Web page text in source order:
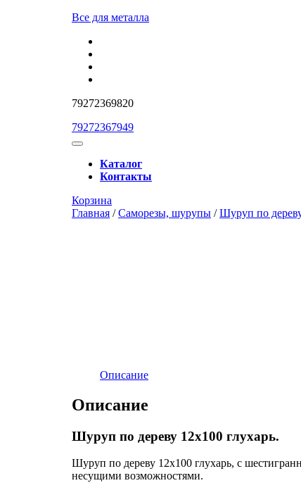
Перейти
содержимому
Перейти
содержимому
Все для металла
79272369820
79272367949
Кнопка
ОткрытьКаталог
Контакты
Кнопка
Закрыть
Корзина
консультацию
Главная /Саморезы, шурупы /Шуруп по
Описание
Описание
Шуруп по дереву 12х100 глухарь.
Шуруп по дереву 12х100 глухарь, с
несущими возможностями.